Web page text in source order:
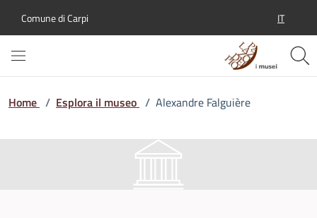
Comune di Carpi IT
Home / Esplora il museo / Alexandre Falguière